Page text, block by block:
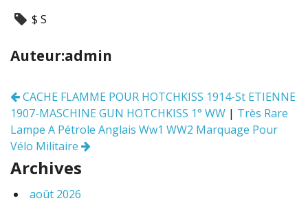
ac
e
b
o
k
er l
$ S
Auteur:admin
Navigation
des
articles
CACHE FLAMME POUR HOTCHKISS 1914-St ETIENNE
1907-MASCHINE GUN HOTCHKISS 1° WW | Très Rare
Lampe A Pétrole Anglais Ww1 WW2 Marquage Pour
Vélo Militaire
Archives
août 2026